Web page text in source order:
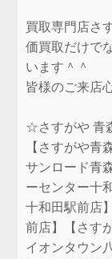
買取専門店さ
価買取だけで
います＾＾
皆様のご来店
☆さすがや 青
【さすがや青
サンロード青
ーセンター十
十和田駅前店
前店】【さす
イオンタウン